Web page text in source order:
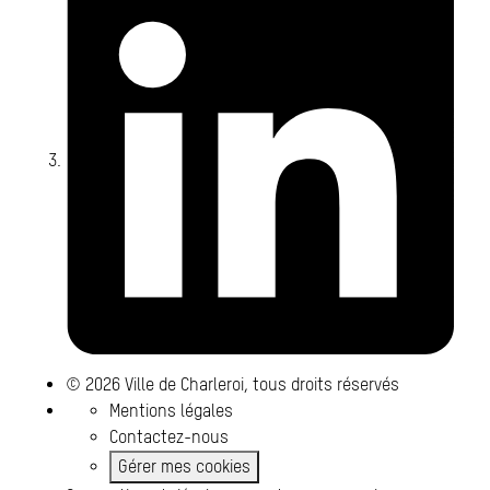
© 2026 Ville de Charleroi, tous droits réservés
Mentions légales
Contactez-nous
Gérer mes cookies